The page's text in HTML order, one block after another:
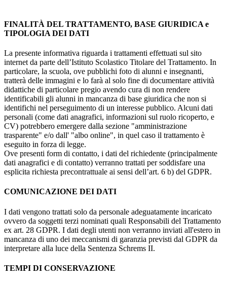
FINALITÀ DEL TRATTAMENTO, BASE GIURIDICA e
TIPOLOGIA DEI DATI
La presente informativa riguarda i trattamenti effettuati sul sito
internet da parte dell’Istituto Scolastico Titolare del Trattamento. In
particolare, la scuola, ove pubblichi foto di alunni e insegnanti,
tratterà delle immagini e lo farà al solo fine di documentare attività
didattiche di particolare pregio avendo cura di non rendere
identificabili gli alunni in mancanza di base giuridica che non si
identifichi nel perseguimento di un interesse pubblico. Alcuni dati
personali (come dati anagrafici, informazioni sul ruolo ricoperto, e
CV) potrebbero emergere dalla sezione "amministrazione
trasparente" e/o dall' "albo online", in quel caso il trattamento è
eseguito in forza di legge.
Ove presenti form di contatto, i dati del richiedente (principalmente
dati anagrafici e di contatto) verranno trattati per soddisfare una
esplicita richiesta precontrattuale ai sensi dell’art. 6 b) del GDPR.
COMUNICAZIONE DEI DATI
I dati vengono trattati solo da personale adeguatamente incaricato
ovvero da soggetti terzi nominati quali Responsabili del Trattamento
ex art. 28 GDPR. I dati degli utenti non verranno inviati all'estero in
mancanza di uno dei meccanismi di garanzia previsti dal GDPR da
interpretare alla luce della Sentenza Schrems II.
TEMPI DI CONSERVAZIONE